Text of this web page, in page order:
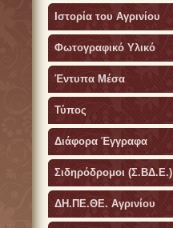
Ιστορία του Αγρινίου
Φωτογραφικό Υλικό
Έντυπα Μέσα
Τύπος
Διάφορα Έγγραφα
Σιδηρόδρομοι (Σ.ΒΔ.Ε.)
ΔΗ.ΠΕ.ΘΕ. Αγρινίου